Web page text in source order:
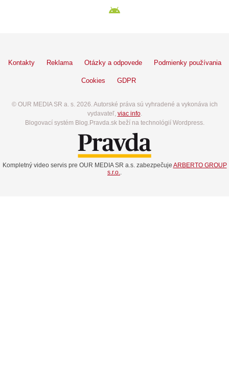
Kontakty Reklama Otázky a odpovede Podmienky používania
Cookies GDPR
© OUR MEDIA SR a. s. 2026. Autorské práva sú vyhradené a vykonáva ich
vydavateľ, viac info.
Blogovací systém Blog.Pravda.sk beží na technológií Wordpress.
Kompletný video servis pre OUR MEDIA SR a.s. zabezpečuje ARBERTO GROUP
s.r.o..